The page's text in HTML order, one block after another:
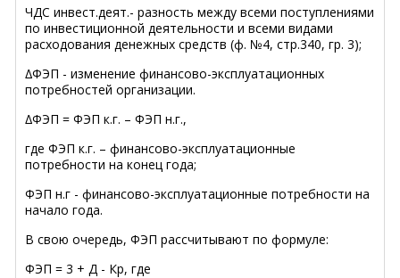
ЧДС инвест.деят.- разность между всеми поступлениями
по инвестиционной деятельности и всеми видами
расходования денежных средств (ф. №4, стр.340, гр. 3);
∆ФЭП - изменение финансово-эксплуатационных
потребностей организации.
∆ФЭП = ФЭП к.г. – ФЭП н.г.,
где ФЭП к.г. – финансово-эксплуатационные
потребности на конец года;
ФЭП н.г - финансово-эксплуатационные потребности на
начало года.
В свою очередь, ФЭП рассчитывают по формуле:
ФЭП = 3 + Д - Кр, где